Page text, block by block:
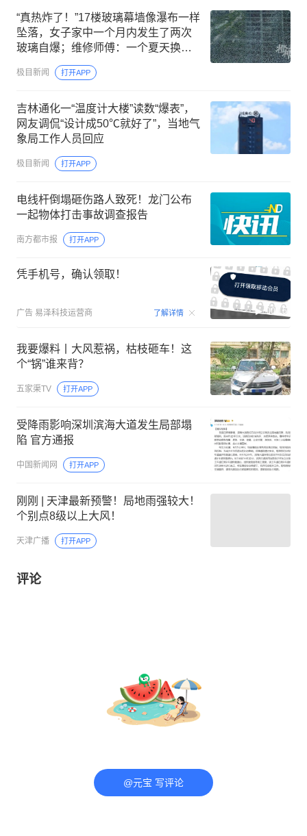
“真热炸了！”17楼玻璃幕墙像瀑布一样
坠落，女子家中一个月内发生了两次
玻璃自爆；维修师傅：一个夏天换一
两百片，越大越危险
极目新闻 打开APP
吉林通化一“温度计大楼”读数“爆表”，
网友调侃“设计成50℃就好了”，当地气
象局工作人员回应
极目新闻 打开APP
电线杆倒塌砸伤路人致死！龙门公布
一起物体打击事故调查报告
南方都市报 打开APP
凭手机号，确认领取！
广告 易泽科技运营商 了解详情 00:15
我要爆料丨大风惹祸，枯枝砸车！这
个“锅”谁来背？
五家渠TV 打开APP
受降雨影响深圳滨海大道发生局部塌
陷 官方通报
中国新闻网 打开APP
刚刚 | 天津最新预警！局地雨强较大！
个别点8级以上大风！
天津广播 打开APP
评论
@元宝 写评论